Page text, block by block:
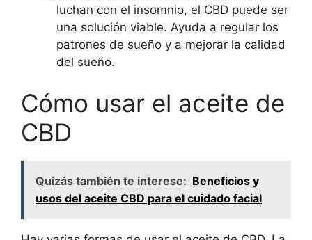
luchan con el insomnio, el CBD puede ser
una solución viable. Ayuda a regular los
patrones de sueño y a mejorar la calidad
del sueño.
Cómo usar el aceite de
CBD
Quizás también te interese: Beneficios y
usos del aceite CBD para el cuidado facial